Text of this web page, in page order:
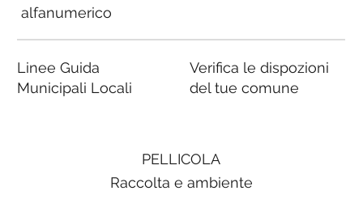
PELLICOLA
Raccolta e ambiente
alfanumerico
Linee Guida
Municipali Locali
Verifica le dispozioni
del tue comune